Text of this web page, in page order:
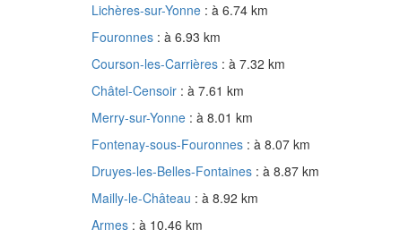
Lichères-sur-Yonne : à 6.74 km
Fouronnes : à 6.93 km
Courson-les-Carrières : à 7.32 km
Châtel-Censoir : à 7.61 km
Merry-sur-Yonne : à 8.01 km
Fontenay-sous-Fouronnes : à 8.07 km
Druyes-les-Belles-Fontaines : à 8.87 km
Mailly-le-Château : à 8.92 km
Armes : à 10.46 km